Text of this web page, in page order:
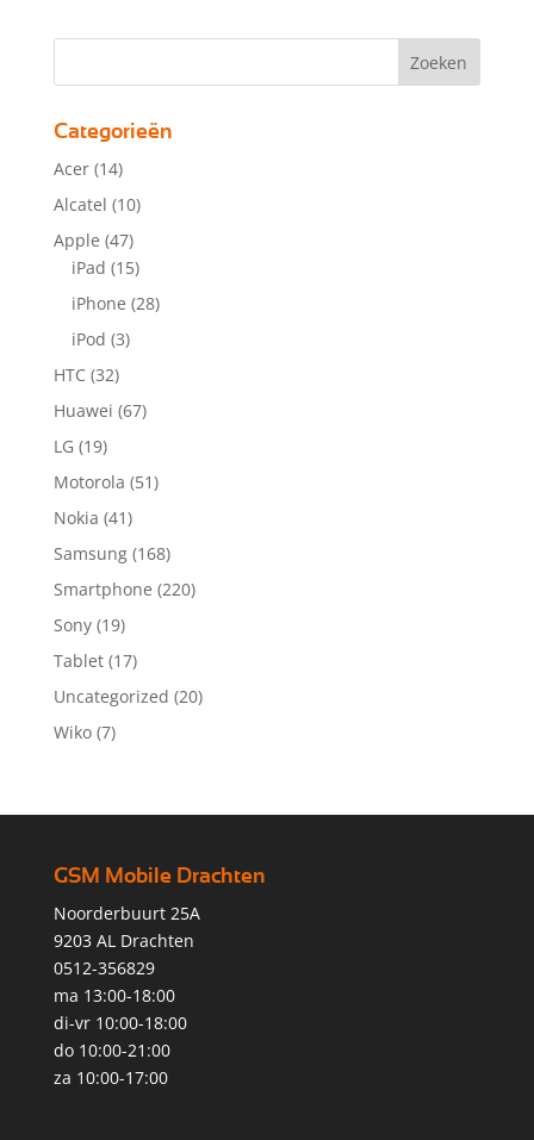
Categorieën
Acer (14)
Alcatel (10)
Apple (47)
iPad (15)
iPhone (28)
iPod (3)
HTC (32)
Huawei (67)
LG (19)
Motorola (51)
Nokia (41)
Samsung (168)
Smartphone (220)
Sony (19)
Tablet (17)
Uncategorized (20)
Wiko (7)
GSM Mobile Drachten
Noorderbuurt 25A
9203 AL Drachten
0512-356829
ma 13:00-18:00
di-vr 10:00-18:00
do 10:00-21:00
za 10:00-17:00